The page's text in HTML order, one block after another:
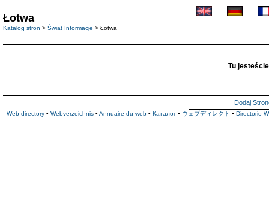
Łotwa
Katalog stron > Świat Informacje > Łotwa
Tu
Dodaj
Web directory • Webverzeichnis • Annuaire du web • Каталог • ウェブディレクト • Directorio